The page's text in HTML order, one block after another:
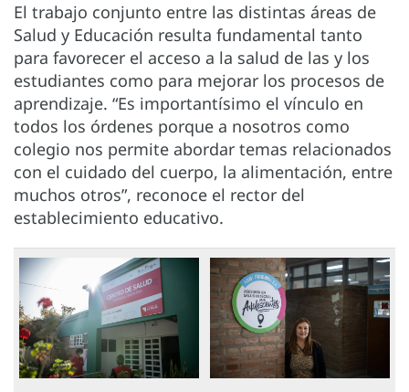
El trabajo conjunto entre las distintas áreas de
Salud y Educación resulta fundamental tanto
para favorecer el acceso a la salud de las y los
estudiantes como para mejorar los procesos de
aprendizaje. “Es importantísimo el vínculo en
todos los órdenes porque a nosotros como
colegio nos permite abordar temas relacionados
con el cuidado del cuerpo, la alimentación, entre
muchos otros”, reconoce el rector del
establecimiento educativo.